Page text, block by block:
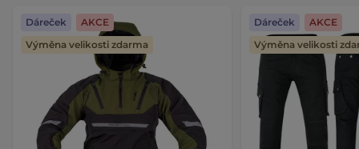
Dáreček
AKCE
Výměna velikosti zdarma
Dáreček
AKCE
Výměna velikosti